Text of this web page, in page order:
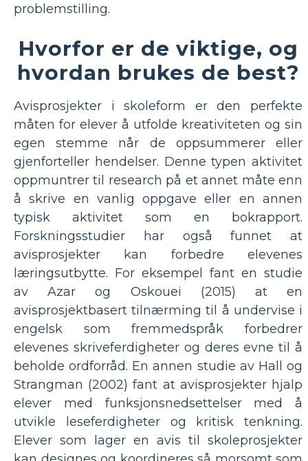
problemstilling.
Hvorfor er de viktige, og
hvordan brukes de best?
Avisprosjekter i skoleform er den perfekte
måten for elever å utfolde kreativiteten og sin
egen stemme når de oppsummerer eller
gjenforteller hendelser. Denne typen aktivitet
oppmuntrer til research på et annet måte enn
å skrive en vanlig oppgave eller en annen
typisk aktivitet som en bokrapport.
Forskningsstudier har også funnet at
avisprosjekter kan forbedre elevenes
læringsutbytte. For eksempel fant en studie
av Azar og Oskouei (2015) at en
avisprosjektbasert tilnærming til å undervise i
engelsk som fremmedspråk forbedrer
elevenes skriveferdigheter og deres evne til å
beholde ordforråd. En annen studie av Hall og
Strangman (2002) fant at avisprosjekter hjalp
elever med funksjonsnedsettelser med å
utvikle leseferdigheter og kritisk tenkning.
Elever som lager en avis til skoleprosjekter